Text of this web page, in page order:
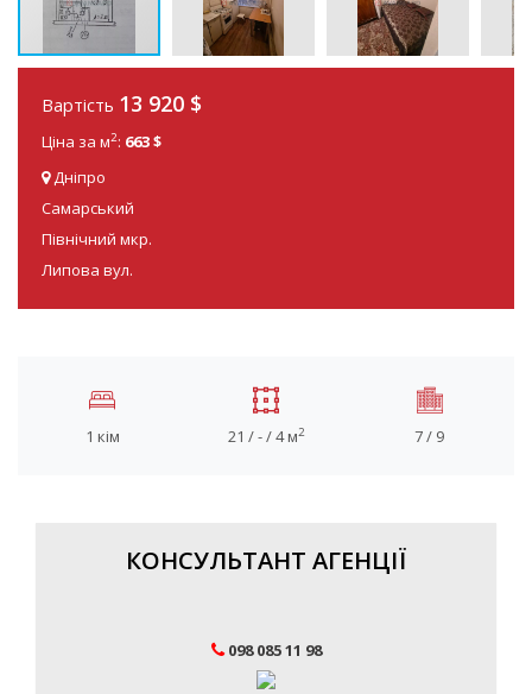
Вартість 13 920 $
Ціна за м2: 663 $
Дніпро
Самарський
Північний мкр.
Липова вул.
1 кім 21 / - / 4 м2 7 / 9
КОНСУЛЬТАНТ АГЕНЦІЇ
098 085 11 98